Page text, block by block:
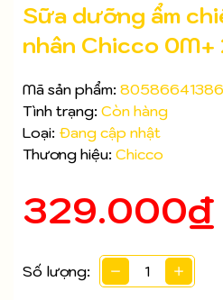
Sữa dưỡng ẩm
nhân Chicco 0M+
Mã sản phẩm:
Tình trạng: Còn hàng
Loại: Đang cập nhật
Thương hiệu: Chicco
329.000₫
Số lượng:
Mã giảm giá: